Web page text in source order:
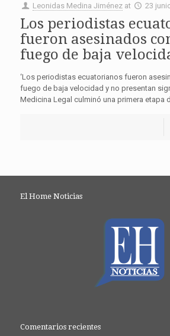
Leonidas Medina Jiménez at 23
Los periodistas
fueron asesinados
fuego de baja
‘Los periodistas ecuatorianos fueron
fuego de baja velocidad y no presentan
Medicina Legal culminó una primera etapa
El Home Noticias
Comentarios recientes